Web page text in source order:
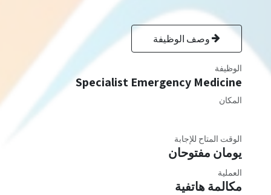
وصف الوظيفة
الوظيفة
Specialist Emergency Medicine
المكان
الوقت المتاح للإجابة
يومان مفتوحان
العملية
مكالمة هاتفية